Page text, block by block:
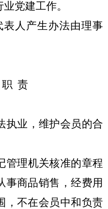
党建工作。
表人产生办法由理事
责
执业，维护会员的合
管理机关核准的章程
事商品销售，经费用
，不在会员中和负责